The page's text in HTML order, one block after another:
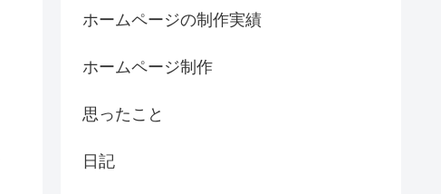
ホームページの制作実績
ホームページ制作
思ったこと
日記